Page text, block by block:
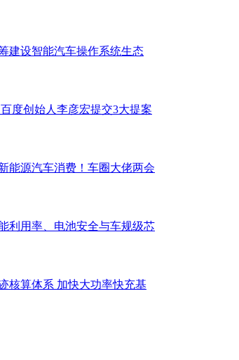
建设智能汽车操作系统生态
度创始人李彦宏提交3大提案
能源汽车消费！车圈大佬两会
利用率、电池安全与车规级芯
核算体系 加快大功率快充基